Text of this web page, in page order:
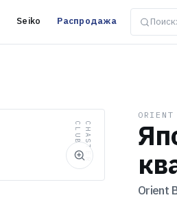
Seiko Распродажа
C
H
A
S
T
E
R
C
L
U
B
ORIENT
Orient